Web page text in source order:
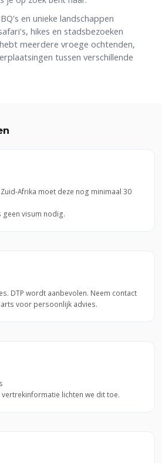
en unieke landschappen
hikes en stadsbezoeken
meerdere vroege ochtenden,
tussen verschillende
Afrika moet deze nog minimaal 30
geen visum nodig.
DTP wordt aanbevolen. Neem contact
voor persoonlijk advies.
vertrekinformatie lichten we dit toe.